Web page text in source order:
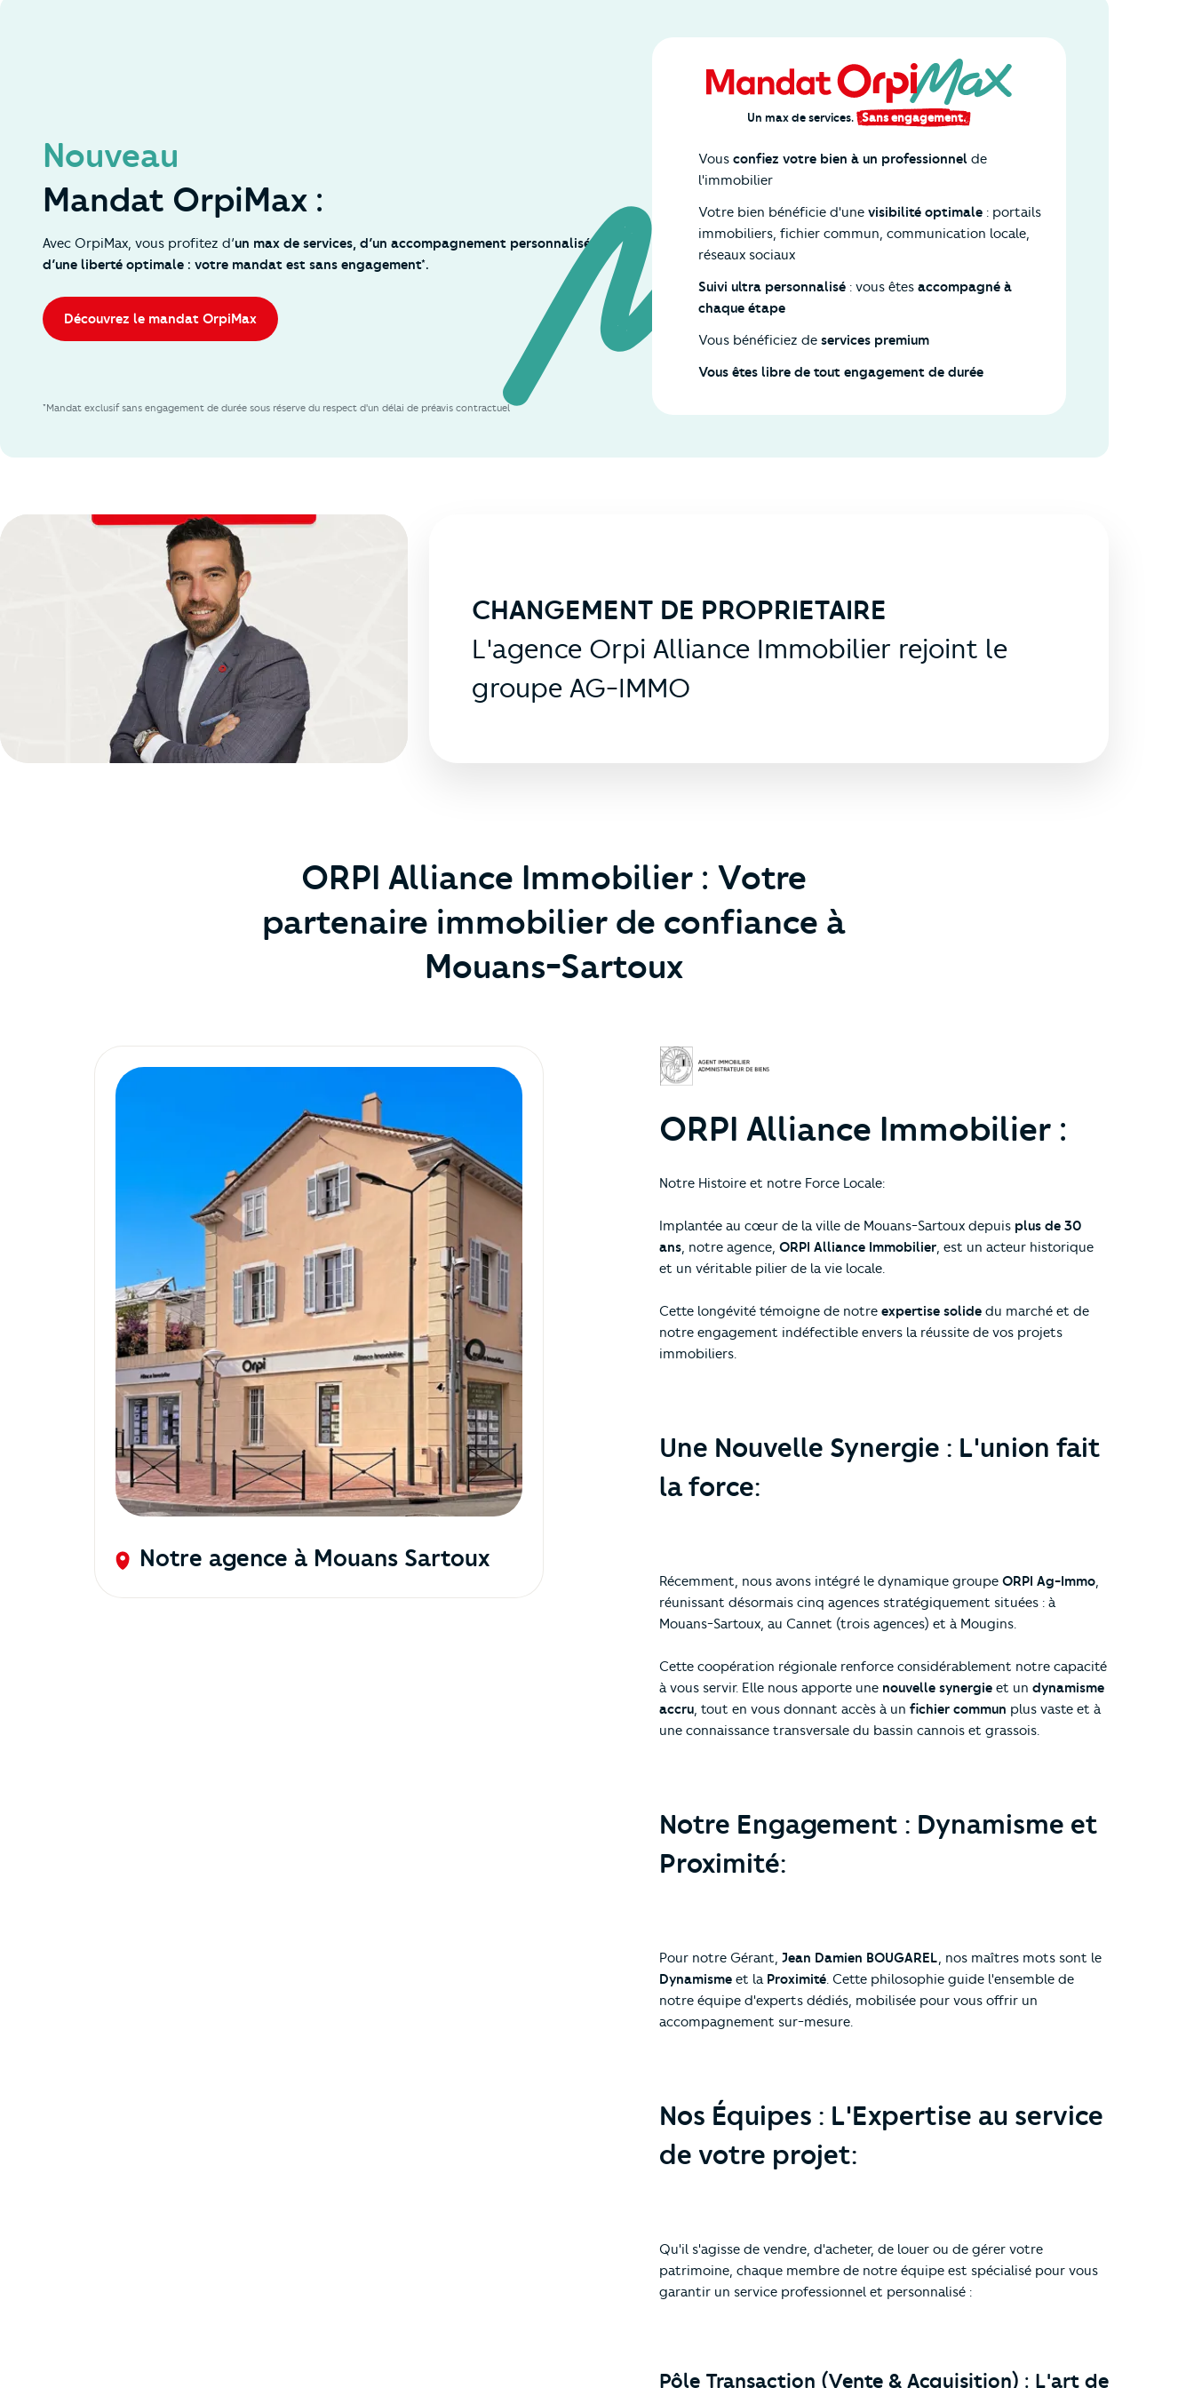
Nouveau
Mandat OrpiMax :
Avec OrpiMax, vous profitez d’un max de services, d’un accompagnement personnalisé et
d’une liberté optimale : votre mandat est sans engagement*.
Découvrez le mandat OrpiMax
Un max de services. Sans engagement.
Vous confiez votre bien à un professionnel de
l'immobilier
Votre bien bénéficie d'une visibilité optimale : portails
immobiliers, fichier commun, communication locale,
réseaux sociaux
Suivi ultra personnalisé : vous êtes accompagné à
chaque étape
Vous bénéficiez de services premium
Vous êtes libre de tout engagement de durée
*Mandat exclusif sans engagement de durée sous réserve du respect d'un délai de préavis contractuel
CHANGEMENT DE PROPRIETAIRE
L'agence Orpi Alliance Immobilier rejoint le
groupe AG-IMMO
ORPI Alliance Immobilier : Votre
partenaire immobilier de confiance à
Mouans-Sartoux
Notre agence à Mouans Sartoux
ORPI Alliance Immobilier :
Notre Histoire et notre Force Locale:
Implantée au cœur de la ville de Mouans-Sartoux depuis plus de 30
ans, notre agence, ORPI Alliance Immobilier, est un acteur historique
et un véritable pilier de la vie locale.
Cette longévité témoigne de notre expertise solide du marché et de
notre engagement indéfectible envers la réussite de vos projets
immobiliers.
Une Nouvelle Synergie : L'union fait
la force:
Récemment, nous avons intégré le dynamique groupe ORPI Ag-Immo,
réunissant désormais cinq agences stratégiquement situées : à
Mouans-Sartoux, au Cannet (trois agences) et à Mougins.
Cette coopération régionale renforce considérablement notre capacité
à vous servir. Elle nous apporte une nouvelle synergie et un dynamisme
accru, tout en vous donnant accès à un fichier commun plus vaste et à
une connaissance transversale du bassin cannois et grassois.
Notre Engagement : Dynamisme et
Proximité:
Pour notre Gérant, Jean Damien BOUGAREL, nos maîtres mots sont le
Dynamisme et la Proximité. Cette philosophie guide l'ensemble de
notre équipe d'experts dédiés, mobilisée pour vous offrir un
accompagnement sur-mesure.
Nos Équipes : L'Expertise au service
de votre projet:
Qu'il s'agisse de vendre, d'acheter, de louer ou de gérer votre
patrimoine, chaque membre de notre équipe est spécialisé pour vous
garantir un service professionnel et personnalisé :
Pôle Transaction (Vente & Acquisition) : L'art de